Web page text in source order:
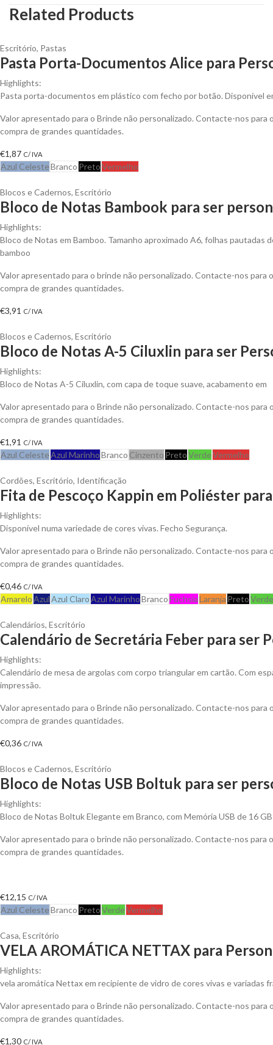
Related Products
Escritório, Pastas
Pasta Porta-Documentos Alice para
Highlights:
Pasta porta-documentos em plástico com fecho por botão. Disponível
Valor apresentado para o Brinde não personalizado. Contacte-nos para
compra de grandes quantidades.
€1,87 C/ IVA
Azul CelesteBranco PretoVermelho
Blocos e Cadernos, Escritório
Bloco de Notas Bambook para ser
Highlights:
Bloco de Notas em Bamboo. Tamanho aproximado A6, folhas pautadas
bamboo
Valor apresentado para o brinde não personalizado. Contacte-nos para
compra de grandes quantidades.
€3,91 C/ IVA
Blocos e Cadernos, Escritório
Bloco de Notas A-5 Ciluxlin para ser
Highlights:
Bloco de Notas A-5 Ciluxlin, com capa de toque suave, acabamento em
Valor apresentado para o Brinde não personalizado. Contacte-nos para
compra de grandes quantidades.
€1,91 C/ IVA
Azul CelesteAzul MarinhoBranco Cinzento PretoVerdeVermelho
Cordões, Escritório, Identificação
Fita de Pescoço Kappin em Poliéster
Highlights:
Disponível numa variedade de cores vivas. Fecho Segurança.
Valor apresentado para o Brinde não personalizado. Contacte-nos para
compra de grandes quantidades.
€0,46 C/ IVA
AmareloAzulAzul ClaroAzul MarinhoBrancoFuchsiaLaranja PretoVerde
Calendários, Escritório
Calendário de Secretária Feber para ser
Highlights:
Calendário de mesa de argolas com corpo triangular em cartão. Com
impressão.
Valor apresentado para o Brinde não personalizado. Contacte-nos para
compra de grandes quantidades.
€0,36 C/ IVA
Blocos e Cadernos, Escritório
Bloco de Notas USB Boltuk para ser
Highlights:
Bloco de Notas Boltuk Elegante em Branco, com Memória USB de 16 GB
Valor apresentado para o brinde não personalizado. Contacte-nos para
compra de grandes quantidades.
€12,15 C/ IVA
Azul CelesteBranco PretoVerdeVermelho
Casa, Escritório
VELA AROMÁTICA NETTAX para
Highlights:
vela aromática Nettax em recipiente de vidro de cores vivas e variadas
Valor apresentado para o Brinde não personalizado. Contacte-nos para
compra de grandes quantidades.
€1,30 C/ IVA